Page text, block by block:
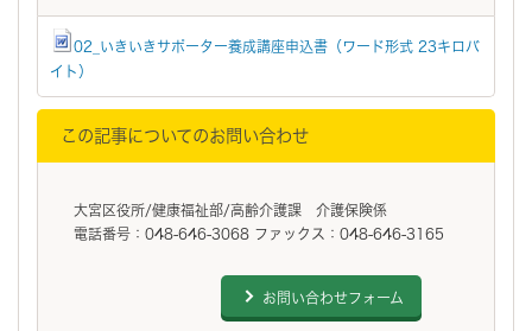
02_いきいきサポーター養成講座申込書（ワード形式 23キロバ
イト）
この記事についてのお問い合わせ
大宮区役所/健康福祉部/高齢介護課 介護保険係
電話番号：048-646-3068 ファックス：048-646-3165
お問い合わせフォーム